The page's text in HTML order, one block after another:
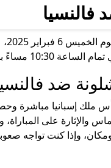
فالنسيا
مساءً بتوقيت مكة المكرمة.
ضد
على المباراة،